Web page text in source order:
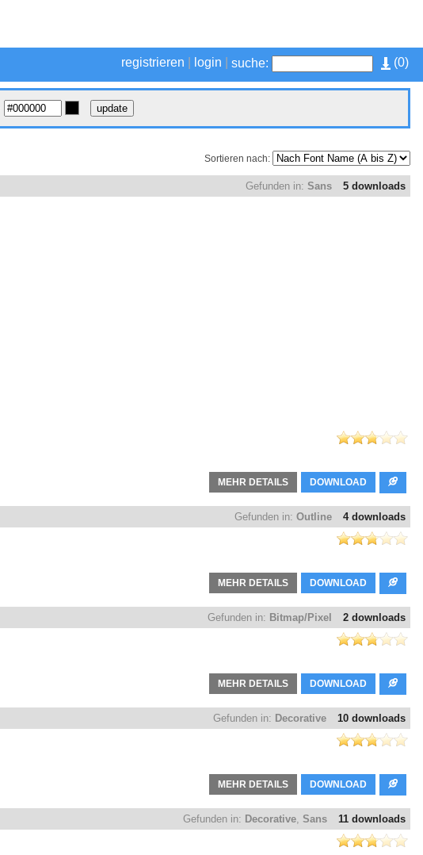
(0)
registrieren login suche:
Sortieren nach:
5 downloads
Gefunden in: Sans
DOWNLOAD
MEHR DETAILS
4 downloads
Gefunden in: Outline
DOWNLOAD
MEHR DETAILS
2 downloads
Gefunden in: Bitmap/Pixel
DOWNLOAD
MEHR DETAILS
10 downloads
Gefunden in: Decorative
DOWNLOAD
MEHR DETAILS
11 downloads
Gefunden in: Decorative, Sans